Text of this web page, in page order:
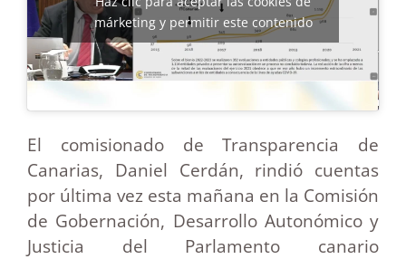
márketing y permitir este contenido
El comisionado de Transparencia de
Canarias, Daniel Cerdán, rindió cuentas
por última vez esta mañana en la Comisión
de Gobernación, Desarrollo Autonómico y
Justicia del Parlamento canario